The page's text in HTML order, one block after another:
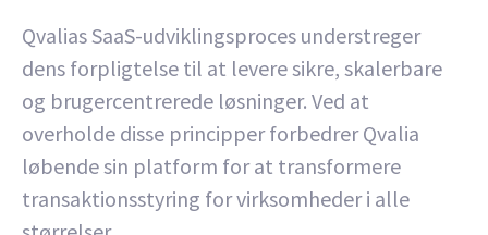
Qvalias SaaS-udviklingsproces understreger
dens forpligtelse til at levere sikre, skalerbare
og brugercentrerede løsninger. Ved at
overholde disse principper forbedrer Qvalia
løbende sin platform for at transformere
transaktionsstyring for virksomheder i alle